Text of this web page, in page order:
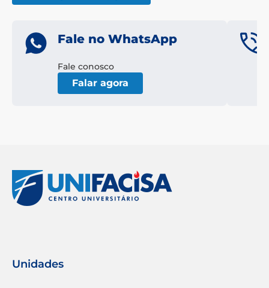
Fale no WhatsApp
Fale conosco
Falar agora
Unidades